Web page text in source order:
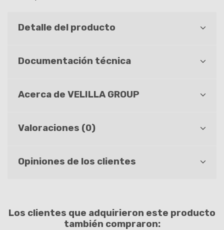
Detalle del producto
Documentación técnica
Acerca de VELILLA GROUP
Valoraciones (0)
Opiniones de los clientes
Los clientes que adquirieron este producto
también compraron: